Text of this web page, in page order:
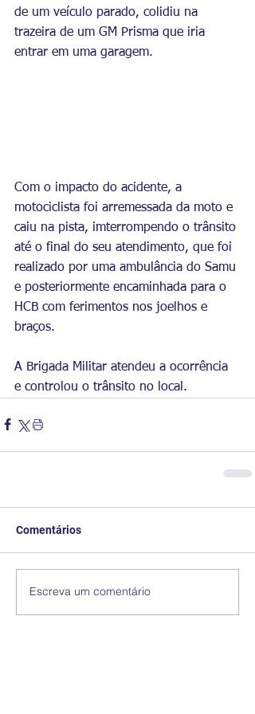
de um veículo parado, colidiu na
trazeira de um GM Prisma que iria
entrar em uma garagem.
Com o impacto do acidente, a
motociclista foi arremessada da moto e
caiu na pista, imterrompendo o trânsito
até o final do seu atendimento, que foi
realizado por uma ambulância do Samu
e posteriormente encaminhada para o
HCB com ferimentos nos joelhos e
braços.
A Brigada Militar atendeu a ocorrência
e controlou o trânsito no local.
Comentários
Escreva um comentário